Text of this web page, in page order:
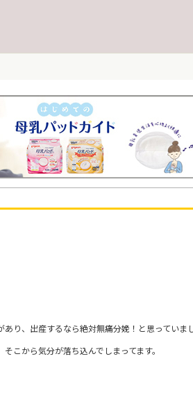
り、出産するなら絶対無痛分娩！と思っていま
こから気分が落ち込んでしまってます。